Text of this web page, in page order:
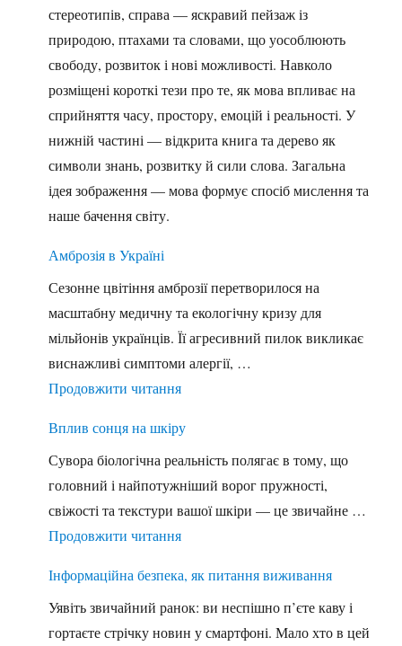
стереотипів, справа — яскравий пейзаж із
природою, птахами та словами, що уособлюють
свободу, розвиток і нові можливості. Навколо
розміщені короткі тези про те, як мова впливає на
сприйняття часу, простору, емоцій і реальності. У
нижній частині — відкрита книга та дерево як
символи знань, розвитку й сили слова. Загальна
ідея зображення — мова формує спосіб мислення та
наше бачення світу.
Амброзія в Україні
Сезонне цвітіння амброзії перетворилося на
масштабну медичну та екологічну кризу для
мільйонів українців. Її агресивний пилок викликає
виснажливі симптоми алергії, …
Продовжити читання"Амброзія в Україні"
Вплив сонця на шкіру
Сувора біологічна реальність полягає в тому, що
головний і найпотужніший ворог пружності,
свіжості та текстури вашої шкіри — це звичайне …
Продовжити читання"Вплив сонця на шкіру"
Інформаційна безпека, як питання виживання
Уявіть звичайний ранок: ви неспішно п’єте каву і
гортаєте стрічку новин у смартфоні. Мало хто в цей